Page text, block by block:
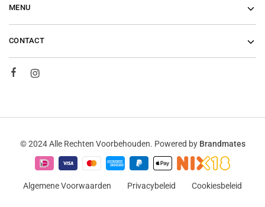
MENU
CONTACT
© 2024 Alle Rechten Voorbehouden. Powered by Brandmates
Algemene Voorwaarden Privacybeleid Cookiesbeleid